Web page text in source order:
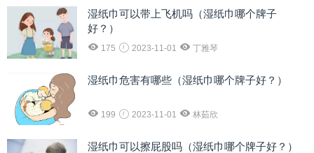
湿纸巾可以带上飞机吗（湿纸巾哪个牌子
好？）
175 2023-11-01 丁雅琴
湿纸巾危害有哪些（湿纸巾哪个牌子好？）
199 2023-11-01 林茹欣
湿纸巾可以擦屁股吗（湿纸巾哪个牌子好？）